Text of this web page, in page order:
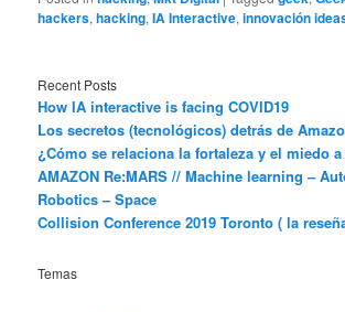
hackers,hacking,IA Interactive,innovación
Recent Posts
How IA interactive is facing COVID19
Los secretos (tecnológicos) detrás de
¿Cómo se relaciona la fortaleza y el miedo
AMAZON Re:MARS // Machine learning –
Robotics – Space
Collision Conference 2019 Toronto ( la
Temas